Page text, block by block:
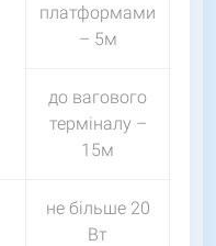
платформами
– 5м
до вагового
терміналу –
15м
не більше 20
Вт